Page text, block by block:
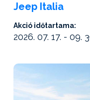
Jeep Italia
Akció időtartama:
2026. 07. 17. - 09.